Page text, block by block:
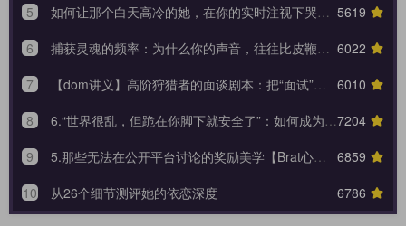
5619
5
如何让那个白天高冷的她，在你的实时注视下哭着承认内心的荒芜？
6022
6
捕获灵魂的频率：为什么你的声音，往往比皮鞭更能让她战栗？
6010
7
【dom讲义】高阶狩猎者的面谈剧本：把“面试”变成一场让对方沉沦的心理外科手术。
7204
8
6.“世界很乱，但跪在你脚下就安全了”：如何成为 Brat 生命中唯一的锚点与终极归宿？【Brat心奴系列-第六期】
6859
9
5.那些无法在公开平台讨论的奖励美学【Brat心奴系列-第五期】
6786
10 从26个细节测评她的依恋深度